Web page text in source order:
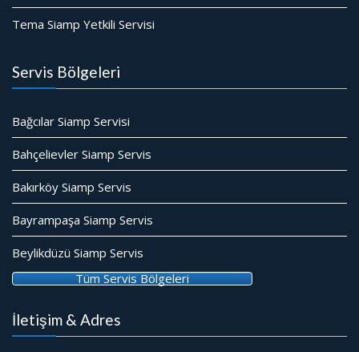
Tema Siamp Yetkili Servisi
Servis Bölgeleri
Bağcılar Siamp Servisi
Bahçelievler Siamp Servis
Bakırköy Siamp Servis
Bayrampaşa Siamp Servis
Beylikdüzü Siamp Servis
Tüm Servis Bölgeleri
İletişim & Adres